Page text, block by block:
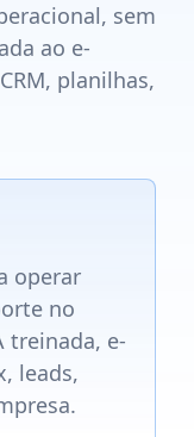
sem
ao e-
planilhas,
operar
no
treinada, e-
leads,